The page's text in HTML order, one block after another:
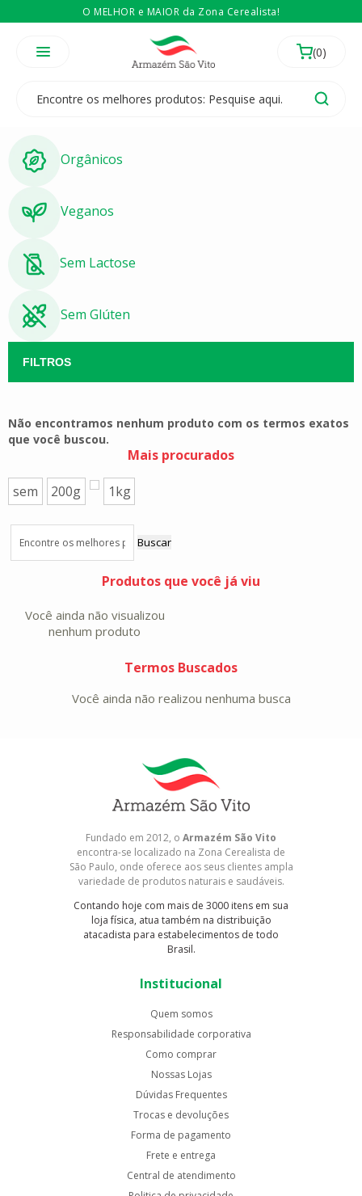
O MELHOR e MAIOR da Zona Cerealista!
Temos 3 lojas físicas na Zona Cerealista de São Paulo!
É revendedor? EntãoCompre no atacado
Orgânicos
Veganos
Sem Lactose
Sem Glúten
Não encontramos nenhum produto com os termos exatos
que você buscou.
Mais procurados
sem 200g 1kg
Buscar
Produtos que você já viu
Você ainda não visualizou
nenhum produto
Termos Buscados
Você ainda não realizou nenhuma busca
Fundado em 2012, o Armazém São Vito
encontra-se localizado na Zona Cerealista de
São Paulo, onde oferece aos seus clientes ampla
variedade de produtos naturais e saudáveis.
Contando hoje com mais de 3000 itens em sua
loja física, atua também na distribuição
atacadista para estabelecimentos de todo
Brasil.
Institucional
Quem somos
Responsabilidade corporativa
Como comprar
Nossas Lojas
Dúvidas Frequentes
Trocas e devoluções
Forma de pagamento
Frete e entrega
Central de atendimento